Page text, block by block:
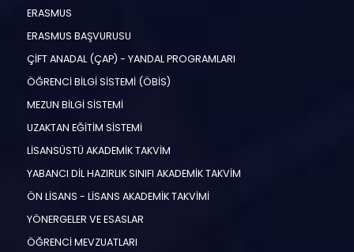
ERASMUS
ERASMUS BAŞVURUSU
ÇİFT ANADAL (ÇAP) - YANDAL PROGRAMLARI
ÖĞRENCİ BİLGİ SİSTEMİ (ÖBİS)
MEZUN BİLGİ SİSTEMİ
UZAKTAN EĞİTİM SİSTEMİ
LİSANSÜSTÜ AKADEMİK TAKVİM
YABANCI DİL HAZIRLIK SINIFI AKADEMİK TAKVİM
ÖN LİSANS - LİSANS AKADEMİK TAKVİMİ
YÖNERGELER VE ESASLAR
ÖĞRENCİ MEVZUATLARI